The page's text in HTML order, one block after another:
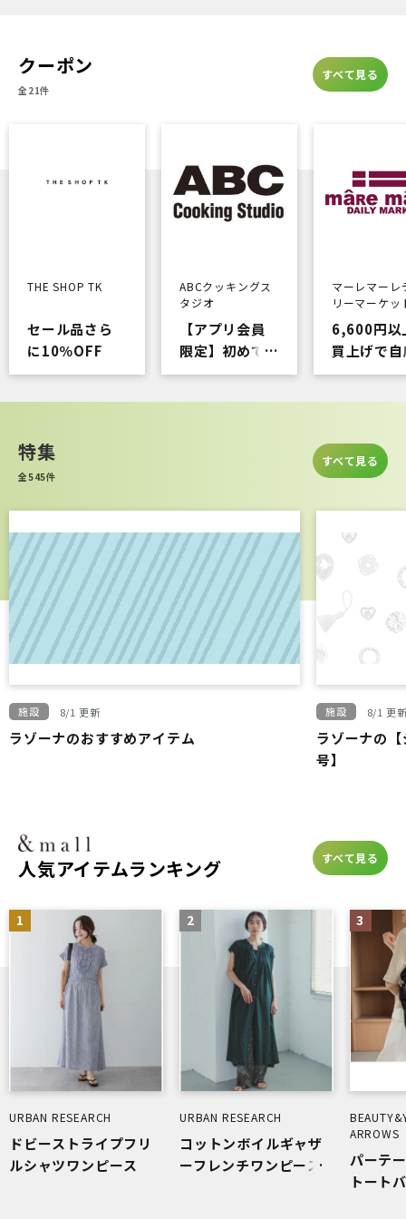
クーポン
全21件
すべて見る
THE SHOP TK
セール品さら
に10％OFF
ABCクッキングス
タジオ
【アプリ会員
限定】初めて
のご利用で体
マーレマーレ
リーマーケッ
6,600円以
買上げで
ポイント
特集
全545件
すべて見る
施設 8/1 更新
ラゾーナのおすすめアイテム
施設 8/1 更
ラゾーナの
号】
人気アイテムランキング すべて見る
1
URBAN RESEARCH
ドビーストライプフリ
ルシャツワンピース
2
URBAN RESEARCH
コットンボイルギャザ
ーフレンチワンピース
3
ARROWS
パーテ